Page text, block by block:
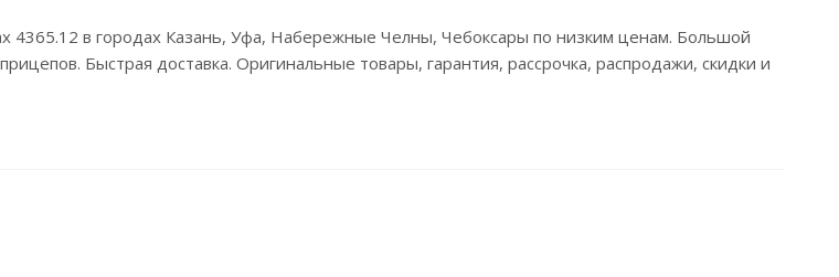
4365.12 в городах Казань, Уфа, Набережные Челны, Чебоксары по низким ценам. Большой
Быстрая доставка. Оригинальные товары, гарантия, рассрочка, распродажи, скидки и